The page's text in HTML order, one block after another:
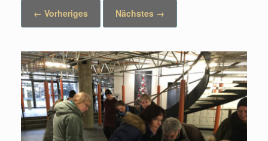
← Vorheriges
Nächstes →